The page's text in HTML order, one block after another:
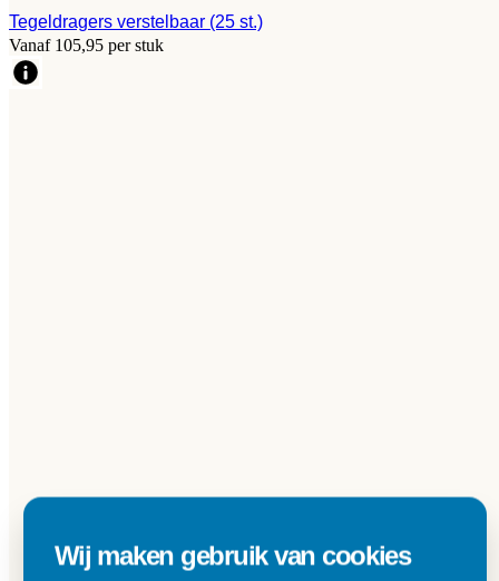
Tegeldragers verstelbaar (25 st.)
Vanaf 105,95 per stuk
Wij maken gebruik van cookies